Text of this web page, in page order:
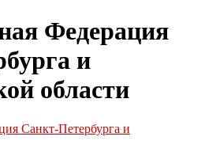
Федерация
и
области